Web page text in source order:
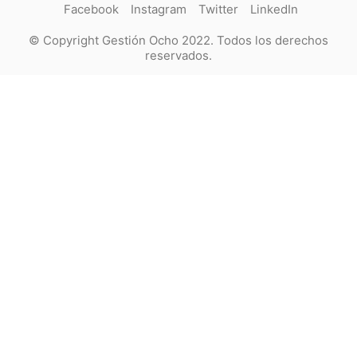
Facebook Instagram Twitter LinkedIn
© Copyright Gestión Ocho 2022. Todos los derechos
reservados.